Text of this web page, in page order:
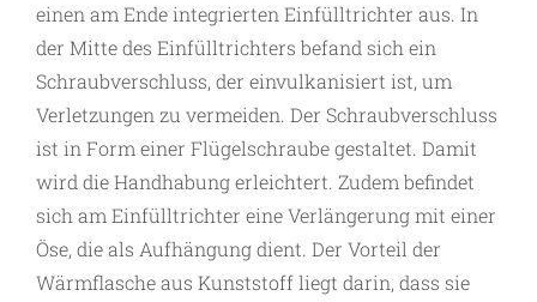
einen am Ende integrierten Einfülltrichter aus. In
der Mitte des Einfülltrichters befand sich ein
Schraubverschluss, der einvulkanisiert ist, um
Verletzungen zu vermeiden. Der Schraubverschluss
ist in Form einer Flügelschraube gestaltet. Damit
wird die Handhabung erleichtert. Zudem befindet
sich am Einfülltrichter eine Verlängerung mit einer
Öse, die als Aufhängung dient. Der Vorteil der
Wärmflasche aus Kunststoff liegt darin, dass sie